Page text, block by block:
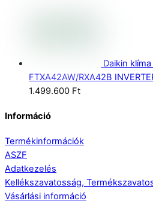
Daikin
FTXA42AW/RXA42B
1.499.600 Ft
Információ
Termékinformációk
ASZF
Adatkezelés
Kellékszavatosság,
Vásárlási információ